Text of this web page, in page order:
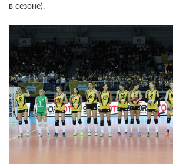
в сезоне).